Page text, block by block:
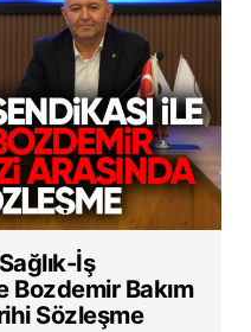
İş
Bozdemir Bakım
Sözleşme